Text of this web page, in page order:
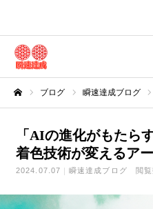
ブログ 瞬速達成ブログ
「AIの進化がもたら
着色技術が変えるア
2024.07.07 瞬速達成ブログ 閲